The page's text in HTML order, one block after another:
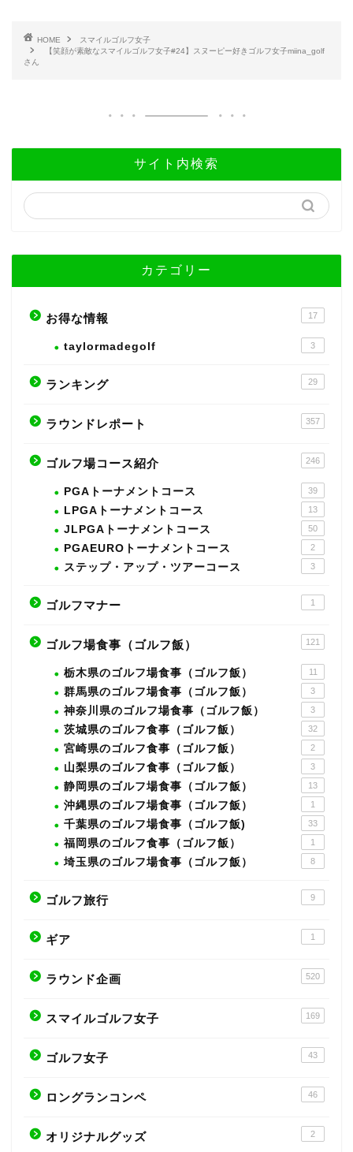
HOME
スマイルゴルフ女子
【笑顔が素敵なスマイルゴルフ女子#24】スヌーピー好きゴルフ女子miina_golf
さん
サイト内検索
カテゴリー
お得な情報 17
taylormadegolf 3
ランキング 29
ラウンドレポート 357
ゴルフ場コース紹介 246
PGAトーナメントコース 39
LPGAトーナメントコース 13
JLPGAトーナメントコース 50
PGAEUROトーナメントコース 2
ステップ・アップ・ツアーコース 3
ゴルフマナー 1
ゴルフ場食事（ゴルフ飯） 121
栃木県のゴルフ場食事（ゴルフ飯） 11
群馬県のゴルフ場食事（ゴルフ飯） 3
神奈川県のゴルフ場食事（ゴルフ飯） 3
茨城県のゴルフ食事（ゴルフ飯） 32
宮崎県のゴルフ食事（ゴルフ飯） 2
山梨県のゴルフ食事（ゴルフ飯） 3
静岡県のゴルフ場食事（ゴルフ飯） 13
沖縄県のゴルフ場食事（ゴルフ飯） 1
千葉県のゴルフ場食事（ゴルフ飯) 33
福岡県のゴルフ食事（ゴルフ飯） 1
埼玉県のゴルフ場食事（ゴルフ飯） 8
ゴルフ旅行 9
ギア 1
ラウンド企画 520
スマイルゴルフ女子 169
ゴルフ女子 43
ロングランコンペ 46
オリジナルグッズ 2